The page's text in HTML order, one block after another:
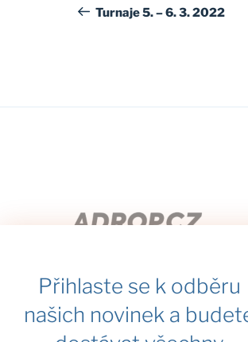
Přihlaste se k odběru
našich novinek a
navigation
Post
Turnaje 5. – 6. 3. 2022